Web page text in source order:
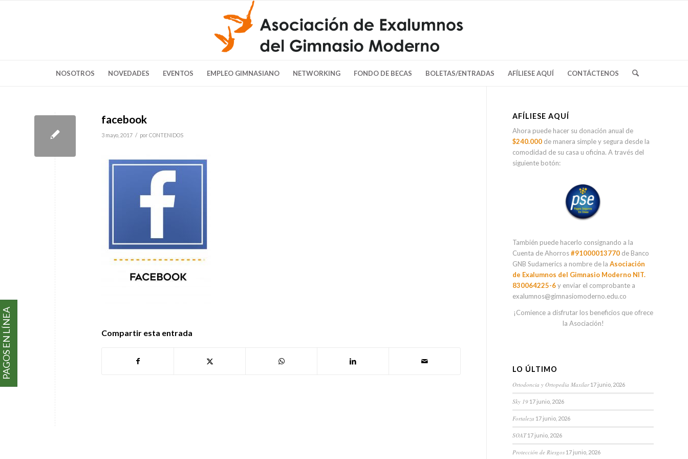
NOSOTROS NOVEDADES EVENTOS EMPLEO GIMNASIANO NETWORKING FONDO DE BECAS BOLETAS/ENTRADAS AFÍLIESE AQUÍ CONTÁCTENOS
facebook
3 mayo, 2017 / por CONTENIDOS
Compartir esta entrada
AFÍLIESE AQUÍ
Ahora puede hacer su donación anual de
$240.000 de manera simple y segura desde la
comodidad de su casa u oficina. A través del
siguiente botón:
También puede hacerlo consignando a la
Cuenta de Ahorros#91000013770 de Banco
GNB Sudamerics a nombre de laAsociación
de Exalumnos del Gimnasio Moderno NIT.
830064225-6y enviar el comprobante a
exalumnos@gimnasiomoderno.edu.co
¡Comience a disfrutar los beneficios que ofrece
la Asociación!
LO ÚLTIMO
Ortodoncia y Ortopedia Maxilar 17 junio, 2026
Sky 19 17 junio, 2026
Fortaleza 17 junio, 2026
SOAT 17 junio, 2026
Protección de Riesgos 17 junio, 2026
PAGOS EN LÍNEA